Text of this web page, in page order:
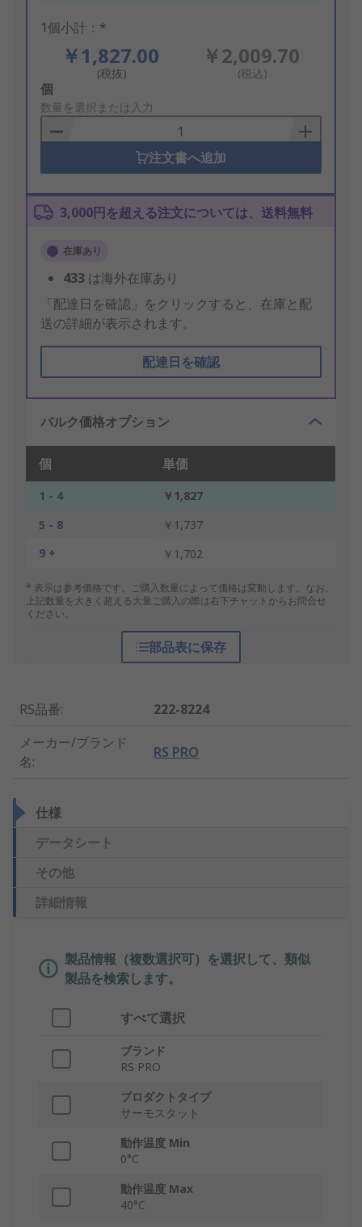
1個小計：*
￥1,827.00
(税抜)
￥2,009.70
(税込)
Add
to
Basket
個
数量を選択または入力
注文書へ追加
3,000円を超える注文については、送料無料
在庫あり
433 は海外在庫あり
「配達日を確認」をクリックすると、在庫と配
送の詳細が表示されます。
配達日を確認
バルク価格オプション
個 単価
1 - 4
￥1,827
5 - 8
￥1,737
9 +
￥1,702
* 表示は参考価格です。ご購入数量によって価格は変動します。なお、
上記数量を大きく超える大量ご購入の際は右下チャットからお問合せ
ください。
部品表に保存
RS品番:
222-8224
メーカー/ブランド
名:
RS PRO
仕様
データシート
その他
詳細情報
製品情報（複数選択可）を選択して、類似
製品を検索します。
すべて選択
ブランド
RS PRO
プロダクトタイプ
サーモスタット
動作温度 Min
0°C
動作温度 Max
40°C